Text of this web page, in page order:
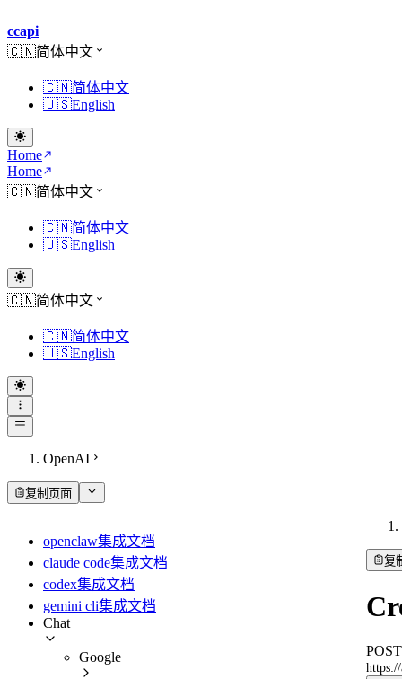
ccapi
🇨🇳简体中文
🇨🇳简体中文
🇺🇸English
Home
Home
🇨🇳简体中文
🇨🇳简体中文
🇺🇸English
🇨🇳简体中文
🇨🇳简体中文
🇺🇸English
OpenAI
复制页面
openclaw集成文档
claude code集成文档
codex集成文档
gemini cli集成文档
Chat
Google
复
POST